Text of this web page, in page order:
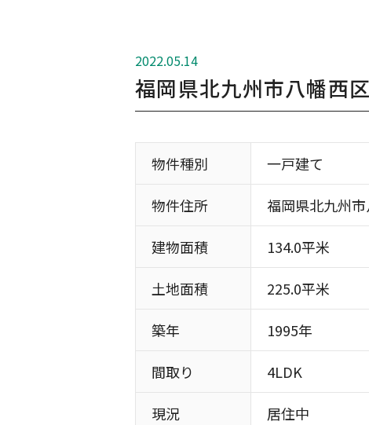
2022.05.14
福岡県北九州市八幡西
物件種別 一戸建て
物件住所 福岡県北九州
建物面積 134.0平米
土地面積 225.0平米
築年 1995年
間取り 4LDK
現況 居住中